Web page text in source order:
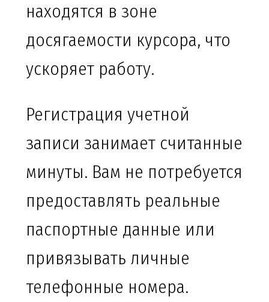
находятся в зоне
досягаемости курсора, что
ускоряет работу.
Регистрация учетной
записи занимает считанные
минуты. Вам не потребуется
предоставлять реальные
паспортные данные или
привязывать личные
телефонные номера.